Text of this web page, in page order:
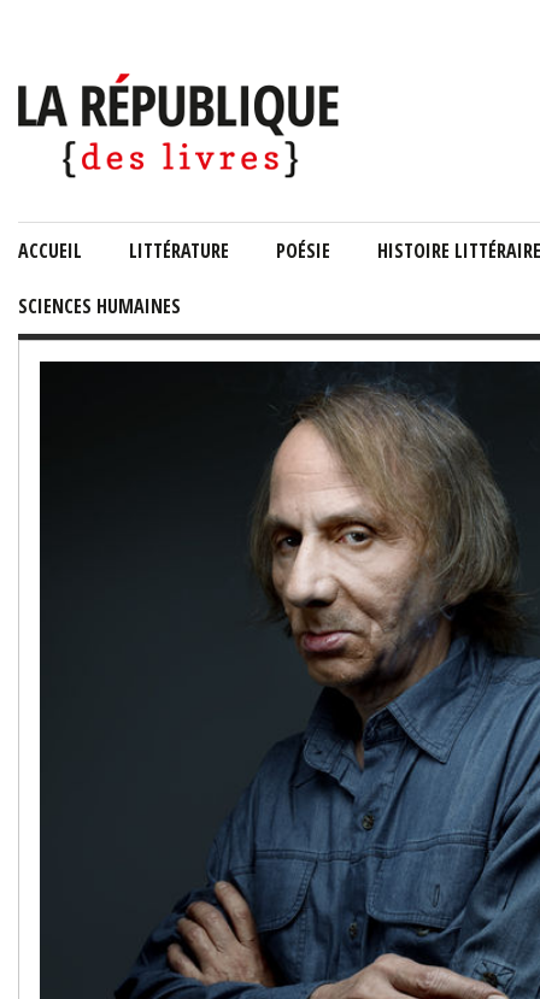
ACCUEIL LITTÉRATURE POÉSIE HISTOIRE LITTÉRAIRE
SCIENCES HUMAINES